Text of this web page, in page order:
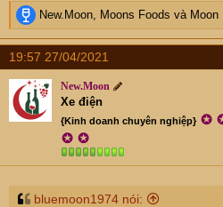
R
e
a
t
i
o
n
New.Moon Moons Foods và Moon
19:57 27/04/2021
New.Moon
Xe điện
{Kinh doanh chuyên nghiệp} ✪
✪ ✪
bluemoon1974 nói: